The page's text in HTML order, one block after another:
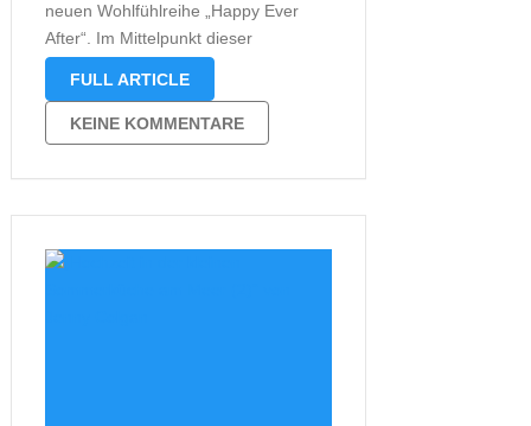
neuen Wohlfühlreihe „Happy Ever
After“. Im Mittelpunkt dieser
Geschichte steht Nina. Die
eigentlich mit sich und ihrem Leben in
mitten von Büchern sehr zufrieden.
Zwar gehen ihrer Mitbewohnerin …
FULL ARTICLE
KEINE KOMMENTARE